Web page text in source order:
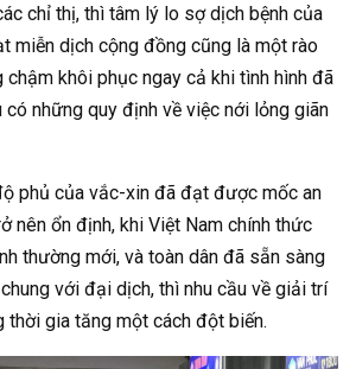
chỉ thị, thì tâm lý lo sợ dịch bệnh của
miễn dịch cộng đồng cũng là một rào
khôi phục ngay cả khi tình hình đã
có những quy định về việc nới lỏng giãn
phủ của vắc-xin đã đạt được mốc an
nên ổn định, khi Việt Nam chính thức
thường mới, và toàn dân đã sẵn sàng
với đại dịch, thì nhu cầu về giải trí
thời gia tăng một cách đột biến.